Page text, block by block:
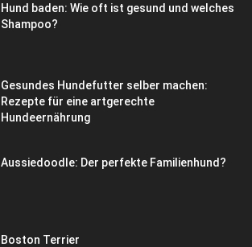
Hund baden: Wie oft ist gesund und welches
Shampoo?
Gesundes Hundefutter selber machen:
Rezepte für eine artgerechte
Hundeernährung
Aussiedoodle: Der perfekte Familienhund?
Boston Terrier